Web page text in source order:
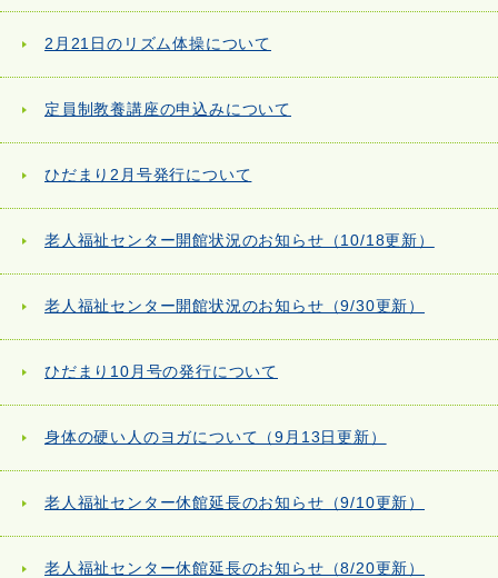
2月21日のリズム体操について
定員制教養講座の申込みについて
ひだまり2月号発行について
老人福祉センター開館状況のお知らせ（10/18更新）
老人福祉センター開館状況のお知らせ（9/30更新）
ひだまり10月号の発行について
身体の硬い人のヨガについて（9月13日更新）
老人福祉センター休館延長のお知らせ（9/10更新）
老人福祉センター休館延長のお知らせ（8/20更新）